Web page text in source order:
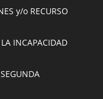
y/o RECURSO
INCAPACIDAD